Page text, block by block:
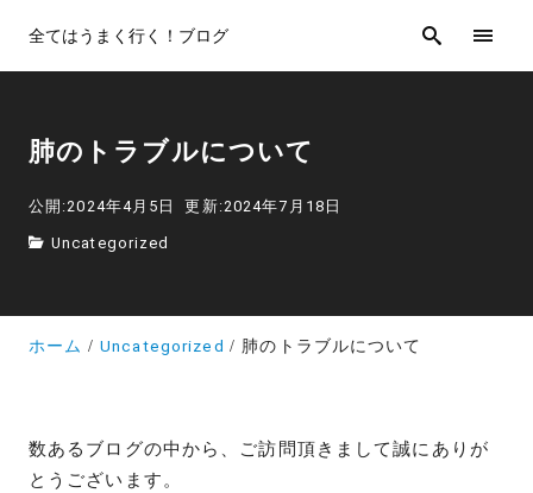
全てはうまく行く！ブログ
肺のトラブルについて
公開:2024年4月5日 更新:2024年7月18日
Uncategorized
ホーム Uncategorized 肺のトラブルについて
数あるブログの中から、ご訪問頂きまして誠にありが
とうございます。